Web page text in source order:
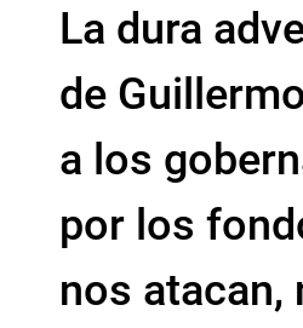
La dura
de
a los
por los
nos atacan,